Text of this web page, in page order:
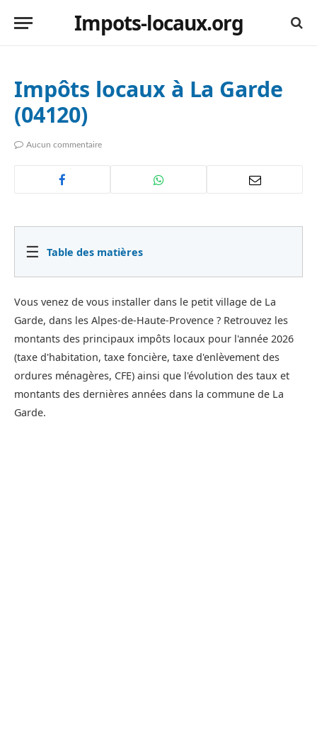
Impots-locaux.org
Impôts locaux à La Garde
(04120)
Aucun commentaire
☰ Table des matières
Vous venez de vous installer dans le petit village de La
Garde, dans les Alpes-de-Haute-Provence ? Retrouvez les
montants des principaux impôts locaux pour l'année 2026
(taxe d'habitation, taxe foncière, taxe d'enlèvement des
ordures ménagères, CFE) ainsi que l'évolution des taux et
montants des dernières années dans la commune de La
Garde.